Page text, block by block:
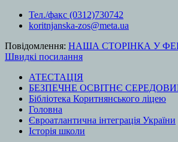
ПерейтиТел./факс (0312)730742
koritnjanska-zos@meta.ua
Повідомлення: НАША СТОРІНКА У
Швидкі посилання
АТЕСТАЦІЯ
БЕЗПЕЧНЕ ОСВІТНЄ
Бібліотека Коритнянського ліцею
Головна
Євроатлантична інтеграція України
Історія школи